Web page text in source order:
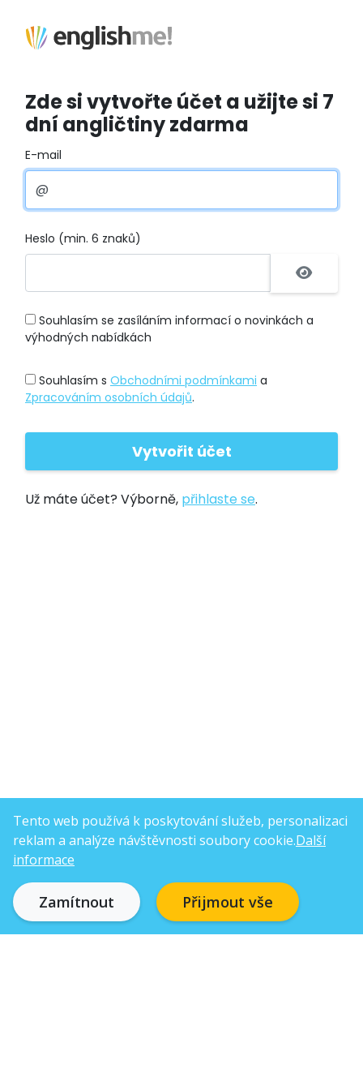
Zde si vytvořte účet a užijte si 7
dní angličtiny zdarma
E-mail
Heslo (min. 6 znaků)
Souhlasím se zasíláním informací o novinkách a
výhodných nabídkách
Souhlasím s Obchodními podmínkami a
Zpracováním osobních údajů.
Už máte účet? Výborně, přihlaste se.
Tento web používá k poskytování služeb, personalizaci
reklam a analýze návštěvnosti soubory cookie.Další
informace
Zamítnout Přijmout vše